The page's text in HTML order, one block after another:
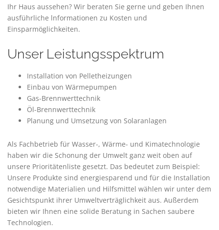
Ihr Haus aussehen? Wir beraten Sie gerne und geben Ihnen
ausführliche lnformationen zu Kosten und
Einsparmöglichkeiten.
Unser Leistungsspektrum
Installation von Pelletheizungen
Einbau von Wärmepumpen
Gas-Brennwerttechnik
Öl-Brennwerttechnik
Planung und Umsetzung von Solaranlagen
Als Fachbetrieb für Wasser-, Wärme- und Kimatechnologie
haben wir die Schonung der Umwelt ganz weit oben auf
unsere Prioritätenliste gesetzt. Das bedeutet zum Beispiel:
Unsere Produkte sind energiesparend und für die Installation
notwendige Materialien und Hilfsmittel wählen wir unter dem
Gesichtspunkt ihrer Umweltverträglichkeit aus. Außerdem
bieten wir Ihnen eine solide Beratung in Sachen saubere
Technologien.